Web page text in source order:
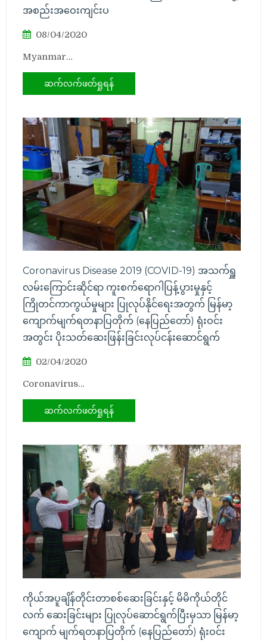
အစည်းအဝေးကျင်းပ
08/04/2020
Myanmar…
ဆက်လက်ဖတ်ရှုရန်
Coronavirus Disease 2019 (COVID-19) အသက်ရှူ
လမ်းကြောင်းဆိုင်ရာ ကူးစက်ရောဂါပြန့်ပွားမှုနှင့်
ကြိုတင်ကာကွယ်မှုများ ပြုလုပ်နိုင်ရေးအတွက် မြန်မာ့
ကျောက်မျက်ရတနာပြတိုက် (နေပြည်တော်) ရုံးဝင်း
အတွင်း ပိုးသတ်ဆေးဖြန်းခြင်းလုပ်ငန်းဆောင်ရွက်
02/04/2020
Coronavirus…
ဆက်လက်ဖတ်ရှုရန်
ကိုယ်အပူချိန်တိုင်းတာစစ်ဆေးခြင်းနှင့် မိမိကိုယ်တိုင်
လက် ဆေးခြင်းများ ပြုလုပ်ဆောင်ရွက်ပြီးမှသာ မြန်မာ့
ကျောက် မျက်ရတနာပြတိုက် (နေပြည်တော်) ရုံးဝင်း